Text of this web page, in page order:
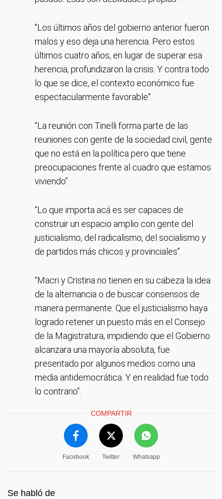
"Los últimos años del gobierno anterior fueron
malos y eso deja una herencia. Pero estos
últimos cuatro años, en lugar de superar esa
herencia, profundizaron la crisis. Y contra todo
lo que se dice, el contexto económico fue
espectacularmente favorable".
“La reunión con Tinelli forma parte de las
reuniones con gente de la sociedad civil, gente
que no está en la política pero que tiene
preocupaciones frente al cuadro que estamos
viviendo”.
“Lo que importa acá es ser capaces de
construir un espacio amplio con gente del
justicialismo, del radicalismo, del socialismo y
de partidos más chicos y provinciales”.
“Macri y Cristina no tienen en su cabeza la idea
de la alternancia o de buscar consensos de
manera permanente. Que el justicialismo haya
logrado retener un puesto más en el Consejo
de la Magistratura, impidiendo que el Gobierno
alcanzara una mayoría absoluta, fue
presentado por algunos medios como una
media antidemocrática. Y en realidad fue todo
lo contrario”.
COMPARTIR
Facebook Twitter Whatsapp
Se habló de